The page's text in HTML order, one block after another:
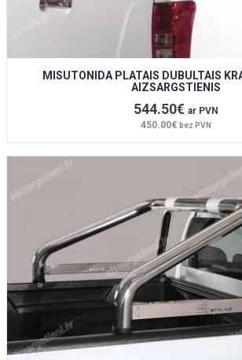
MISUTONIDA PLATAIS DUBULTAIS
AIZSARGSTIENIS
544.50€ ar PVN
450.00€ bez PVN